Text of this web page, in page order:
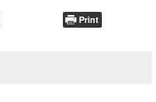
Print